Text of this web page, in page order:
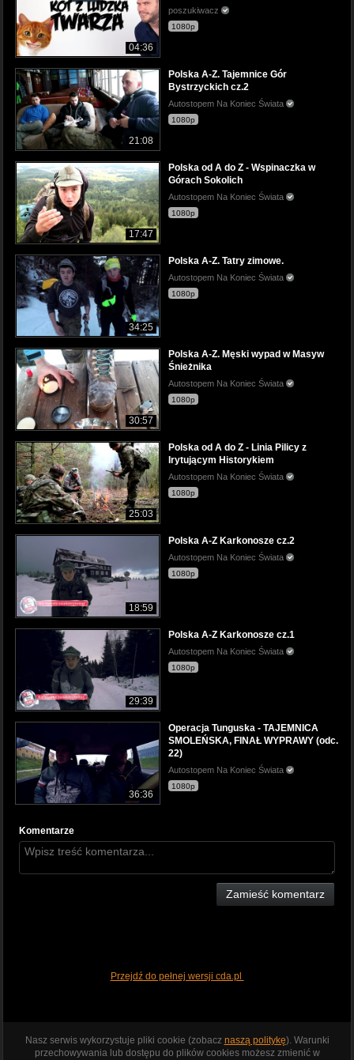
04:36
poszukiwacz
1080p
21:08
Polska A-Z. Tajemnice Gór
Bystrzyckich cz.2
Autostopem Na Koniec Świata
1080p
17:47
Polska od A do Z - Wspinaczka w
Górach Sokolich
Autostopem Na Koniec Świata
1080p
34:25
Polska A-Z. Tatry zimowe.
Autostopem Na Koniec Świata
1080p
30:57
Polska A-Z. Męski wypad w Masyw
Śnieżnika
Autostopem Na Koniec Świata
1080p
25:03
Polska od A do Z - Linia Pilicy z
Irytującym Historykiem
Autostopem Na Koniec Świata
1080p
18:59
Polska A-Z Karkonosze cz.2
Autostopem Na Koniec Świata
1080p
29:39
Polska A-Z Karkonosze cz.1
Autostopem Na Koniec Świata
1080p
36:36
Operacja Tunguska - TAJEMNICA
SMOLEŃSKA, FINAŁ WYPRAWY (odc.
22)
Autostopem Na Koniec Świata
1080p
Komentarze
Zamieść komentarz
Przejdź do pełnej wersji cda.pl
Nasz serwis wykorzystuje pliki cookie (zobacz naszą politykę). Warunki
przechowywania lub dostępu do plików cookies możesz zmienić w